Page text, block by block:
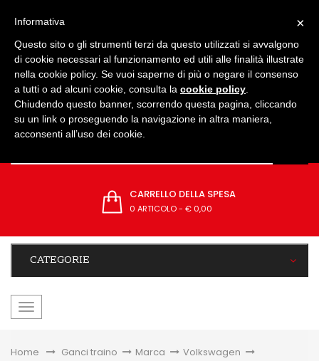
CARRELLO DELLA SPESA
0 ARTICOLO- € 0,00
CATEGORIE
navigazione
Home &gt;Ganci traino > Marca > Volkswagen >
×
Informativa
Questo sito o gli strumenti terzi da questo utilizzati si avvalgono
di cookie necessari al funzionamento ed utili alle finalità illustrate
nella cookie policy. Se vuoi saperne di più o negare il consenso
a tutti o ad alcuni cookie, consulta la cookie policy
Chiudendo questo banner, scorrendo questa pagina, cliccando
su un link o proseguendo la navigazione in altra maniera,
acconsenti all’uso dei cookie.